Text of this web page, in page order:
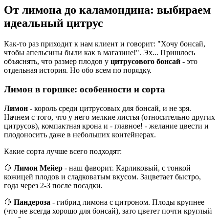
От лимона до каламондина: выбираем
идеальный цитрус
Как-то раз приходит к нам клиент и говорит: "Хочу бонсай,
чтобы апельсины были как в магазине!". Эх... Пришлось
объяснять, что размер плодов у цитрусового бонсай - это
отдельная история. Но обо всем по порядку.
Лимон в горшке: особенности и сорта
Лимон - король среди цитрусовых для бонсай, и не зря.
Начнем с того, что у него мелкие листья (относительно других
цитрусов), компактная крона и - главное! - желание цвести и
плодоносить даже в небольших контейнерах.
Какие сорта лучше всего подходят:
🍋 Лимон Мейер - наш фаворит. Карликовый, с тонкой
кожицей плодов и сладковатым вкусом. Зацветает быстро,
года через 2-3 после посадки.
🍋 Пандероза - гибрид лимона с цитроном. Плоды крупнее
(что не всегда хорошо для бонсай), зато цветет почти круглый